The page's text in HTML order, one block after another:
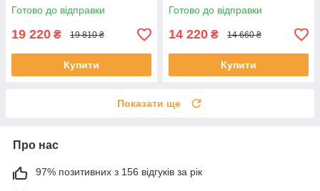
Готово до відправки
19 220 ₴ 19 810 ₴
Купити
Готово до відправки
14 220 ₴ 14 660 ₴
Купити
Показати ще
Про нас
97% позитивних з 156 відгуків за рік